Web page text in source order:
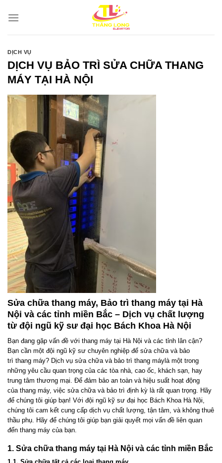
qua
DỊCH VỤ
DỊCH VỤ BẢO TRÌ SỬA CHỮA THANG
MÁY TẠI HÀ NỘI
Sửa chữa thang máy, Bảo trì thang máy tại Hà
Nội và các tỉnh miền Bắc – Dịch vụ chất lượng
từ đội ngũ kỹ sư đại học Bách Khoa Hà Nội
Bạn đang gặp vấn đề với thang máy tại Hà Nội và các tỉnh lân cận?
Bạn cần một đội ngũ kỹ sư chuyên nghiệp để sửa chữa và bảo
trì thang máy? Dịch vụ sửa chữa và bảo trì thang máylà một trong
những yêu cầu quan trọng của các tòa nhà, cao ốc, khách sạn, hay
trung tâm thương mại. Để đảm bảo an toàn và hiệu suất hoạt động
của thang máy, việc sửa chữa và bảo trì định kỳ là rất quan trọng. Hãy
để chúng tôi giúp bạn! Với đội ngũ kỹ sư đại học Bách Khoa Hà Nội,
chúng tôi cam kết cung cấp dịch vụ chất lượng, tận tâm, và không thuê
thầu phụ. Hãy để chúng tôi giúp bạn giải quyết mọi vấn đề liên quan
đến thang máy của bạn.
1. Sửa chữa thang máy tại Hà Nội và các tỉnh miền Bắc